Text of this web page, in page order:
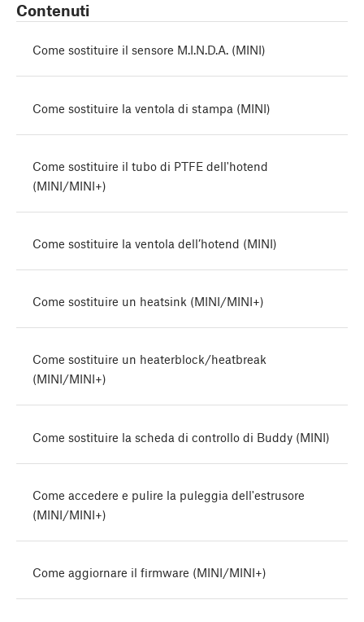
Contenuti
Come sostituire il sensore M.I.N.D.A. (MINI)
Come sostituire la ventola di stampa (MINI)
Come sostituire il tubo di PTFE dell'hotend
(MINI/MINI+)
Come sostituire la ventola dell’hotend (MINI)
Come sostituire un heatsink (MINI/MINI+)
Come sostituire un heaterblock/heatbreak
(MINI/MINI+)
Come sostituire la scheda di controllo di Buddy (MINI)
Come accedere e pulire la puleggia dell'estrusore
(MINI/MINI+)
Come aggiornare il firmware (MINI/MINI+)